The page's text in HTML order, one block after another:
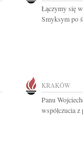
Łączymy się
Smyksym po
KRAKÓW
Panu
współczucia